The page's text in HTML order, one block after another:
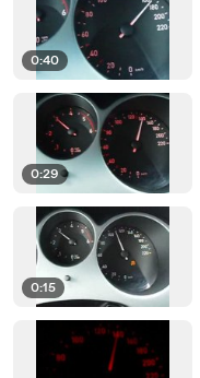
0:40
0:29
0:15